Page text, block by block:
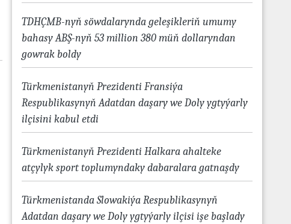
TDHÇMB-nyň söwdalarynda geleşikleriň umumy
bahasy ABŞ-nyň 53 million 380 müň dollaryndan
gowrak boldy
Türkmenistanyň Prezidenti Fransiýa
Respublikasynyň Adatdan daşary we Doly ygtyýarly
ilçisini kabul etdi
Türkmenistanyň Prezidenti Halkara ahalteke
atçylyk sport toplumyndaky dabaralara gatnaşdy
Türkmenistanda Slowakiýa Respublikasynyň
Adatdan daşary we Doly ygtyýarly ilçisi işe başlady